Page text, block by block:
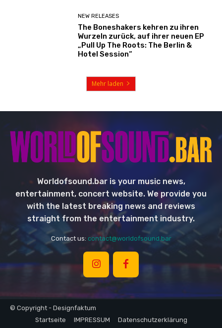
NEW RELEASES
The Boneshakers kehren zu ihren
Wurzeln zurück, auf ihrer neuen EP
„Pull Up The Roots: The Berlin &
Hotel Session“
Mehr laden
Worldofsound.bar is your music news,
entertainment, concert website. We provide you
with the latest breaking news and reviews
straight from the entertainment industry.
Contact us: contact@worldofsound.bar
© Copyright - Designfaktum
Startseite
IMPRESSUM Datenschutzerklärung